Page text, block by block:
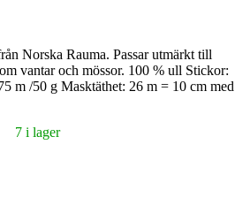
Norska Rauma. Passar utmärkt till
vantar och mössor. 100 % ull Stickor:
m /50 g Masktäthet: 26 m = 10 cm med
7 i lager